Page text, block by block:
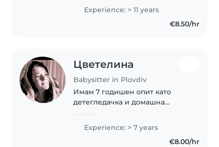
възраст. Смятам се за
грижовна, търпелива и
отговорна личност. Предлагам
Experience: > 11 years
€8.50/hr
Цветелина
Babysitter in Plovdiv
Имам 7 годишен опит като
детегледачка и домашна
годишен син. Аз съм
перфекционист във всичко.
Experience: > 7 years
€8.00/hr